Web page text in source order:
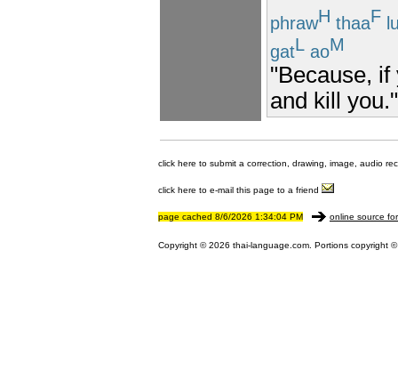
phrawH thaaF
gatL aoM
"Because,
and kill you."
click here to submit a correction, drawing, image, audio
click here to e-mail this page to a friend
page cached 8/6/2026 1:34:04 PM online source
Copyright © 2026 thai-language.com. Portions copyright